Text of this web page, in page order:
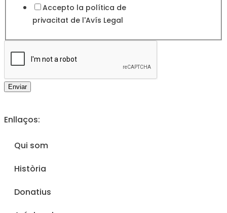
Accepto la política de
privacitat de l'Avís Legal
Enviar
Enllaços:
Qui som
Història
Donatius